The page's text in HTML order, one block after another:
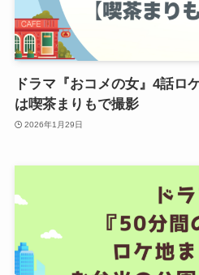
ドラマ『おコメの女』4話ロ
は喫茶まりもで撮影
2026年1月29日